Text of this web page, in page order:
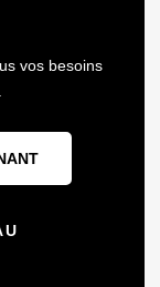
vos besoins